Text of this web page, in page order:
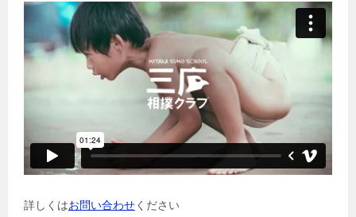
詳しくはお問い合わせください